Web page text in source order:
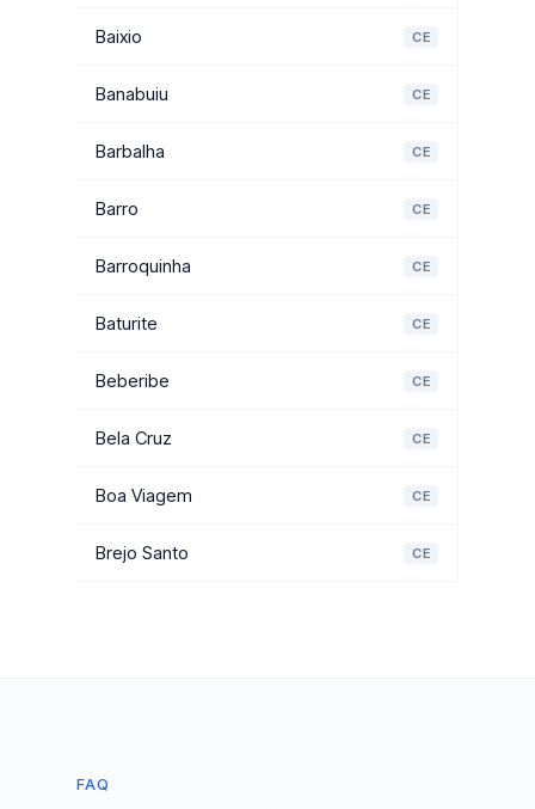
Baixio CE
Banabuiu CE
Barbalha CE
Barro CE
Barroquinha CE
Baturite CE
Beberibe CE
Bela Cruz CE
Boa Viagem CE
Brejo Santo CE
FAQ